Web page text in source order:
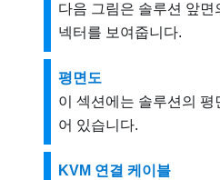
다음 그림은 솔루션 앞면
넥터를 보여줍니다.
평면도
이 섹션에는 솔루션의 평
어 있습니다.
KVM 연결 케이블